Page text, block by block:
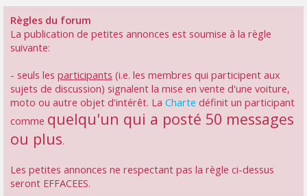
Règles du forum
La publication de petites annonces est soumise à la règle
suivante:
- seuls les participants (i.e. les membres qui participent aux
sujets de discussion) signalent la mise en vente d'une voiture,
moto ou autre objet d'intérêt. La Charte définit un participant
comme quelqu'un qui a posté 50 messages
ou plus.
Les petites annonces ne respectant pas la règle ci-dessus
seront EFFACEES.